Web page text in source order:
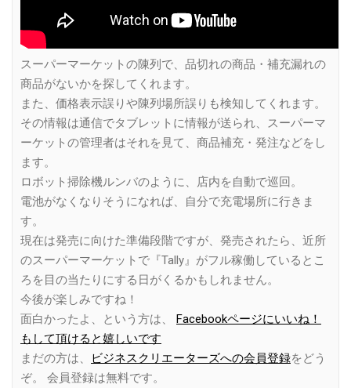
スーパーマーケットの陳列で、品切れの商品・補充漏れの
商品がないかを探してくれます。
また、価格表示誤りや陳列場所誤りも検知してくれます。
その情報は通信でタブレットに情報が送られ、スーパーマ
ーケットの管理者はそれを見て、商品補充・発注などをし
ます。
ロボット掃除機ルンバのように、店内を自動で巡回。
電池がなくなりそうになれば、自分で充電場所に行きま
す。
現在は発売に向けた準備段階ですが、発売されたら、近所
のスーパーマーケットで『Tally』がフル稼働しているとこ
ろを目の当たりにする日がくるかもしれません。
今後が楽しみですね！
面白かったよ、という方は、 Facebookページにいいね！
もして頂けると嬉しいです
まだの方は、
ビジネスクリエーターズへの会員登録をどう
ぞ。 会員登録は無料です。